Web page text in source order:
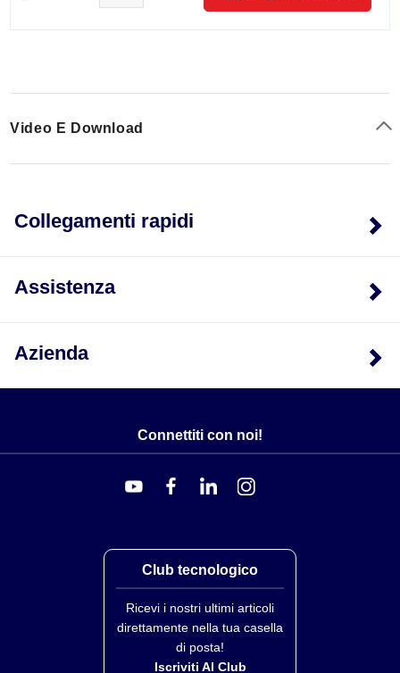
Video E Download
Collegamenti rapidi
Assistenza
Azienda
Connettiti con noi!
Club tecnologico
Ricevi i nostri ultimi articoli
direttamente nella tua casella
di posta!
Iscriviti Al Club